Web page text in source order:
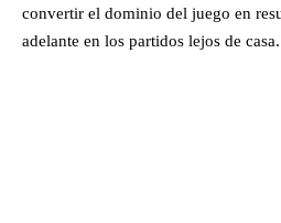
convertir el dominio del juego en
adelante en los partidos lejos de casa.